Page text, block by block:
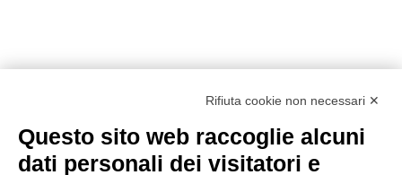
Metodi di pagamento
Rifiuta cookie non necessari ✕
Questo sito web raccoglie alcuni
dati personali dei visitatori e